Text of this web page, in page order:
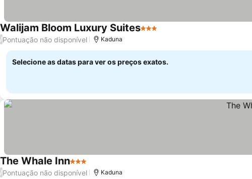
Walijam Bloom Luxury Suites3 Estrelas
/Pontuação não disponível Kaduna
Selecione as datas para ver os preços exatos.
The Whale Inn3 EstrelasVer preços
/Pontuação não disponível Kaduna